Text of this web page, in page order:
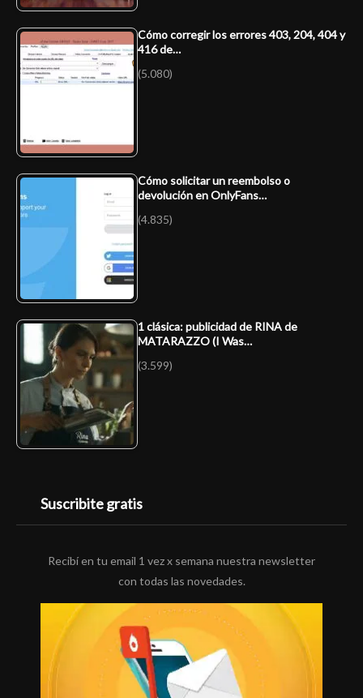
Cómo corregir los errores 403, 204, 404 y
416 de…
(5.080)
Cómo solicitar un reembolso o
devolución en OnlyFans…
(4.835)
1 clásica: publicidad de RINA de
MATARAZZO (I Was…
(3.599)
Suscribite gratis
Recibí en tu email 1 vez x semana nuestra newsletter
con todas las novedades.